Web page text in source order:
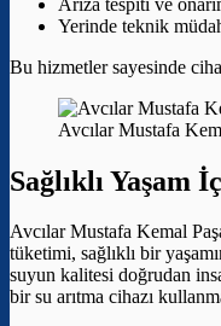
Yerinde teknik
Bu hizmetler sayesinde
Avcılar Mustafa
Sağlıklı Yaşam
Avcılar Mustafa Kemal
tüketimi, sağlıklı bir
suyun kalitesi doğrudan
bir su arıtma cihazı